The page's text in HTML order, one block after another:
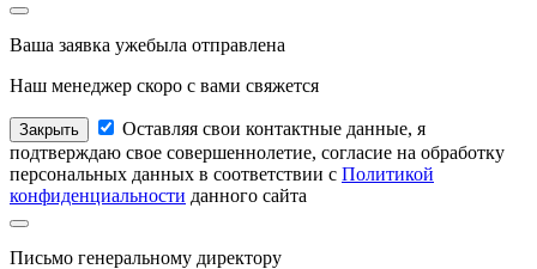
Ваша заявка ужебыла отправлена
Наш менеджер скоро с вами свяжется
Закрыть
Оставляя свои контактные данные, я
подтверждаю свое совершеннолетие, согласие на обработку
персональных данных в соответствии с Политикой
конфиденциальности данного сайта
Письмо генеральному директору